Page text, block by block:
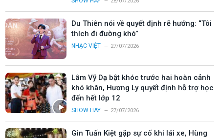
Du Thiên nói về quyết định rẽ hướng: “Tôi
thích đi đường khó”
NHẠC VIỆT 27/07/2026
Lâm Vỹ Dạ bật khóc trước hai hoàn cảnh
khó khăn, Hương Ly quyết định hỗ trợ học
đến hết lớp 12
SHOW HAY 27/07/2026
Gin Tuấn Kiệt gặp sự cố khi lái xe, Hùng